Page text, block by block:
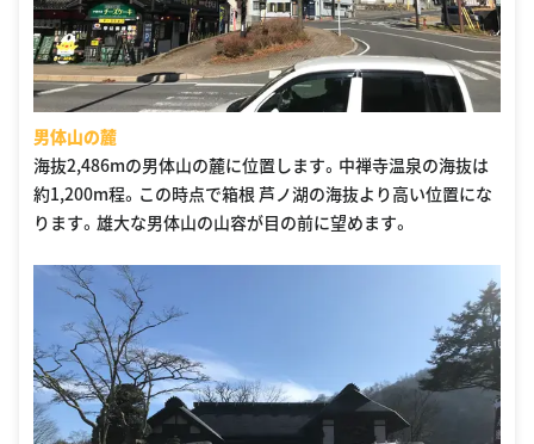
男体山の麓
海抜2,486mの男体山の麓に位置します。中禅寺温泉の海抜は
約1,200m程。この時点で箱根 芦ノ湖の海抜より高い位置にな
ります。雄大な男体山の山容が目の前に望めます。